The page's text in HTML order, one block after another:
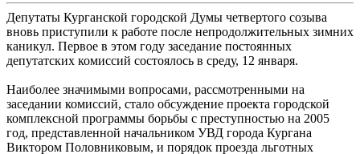
Депутаты Курганской городской Думы четвертого созыва
вновь приступили к работе после непродолжительных зимних
каникул. Первое в этом году заседание постоянных
депутатских комиссий состоялось в среду, 12 января.
Наиболее значимыми вопросами, рассмотренными на
заседании комиссий, стало обсуждение проекта городской
комплексной программы борьбы с преступностью на 2005
год, представленной начальником УВД города Кургана
Виктором Половниковым, и порядок проезда льготных